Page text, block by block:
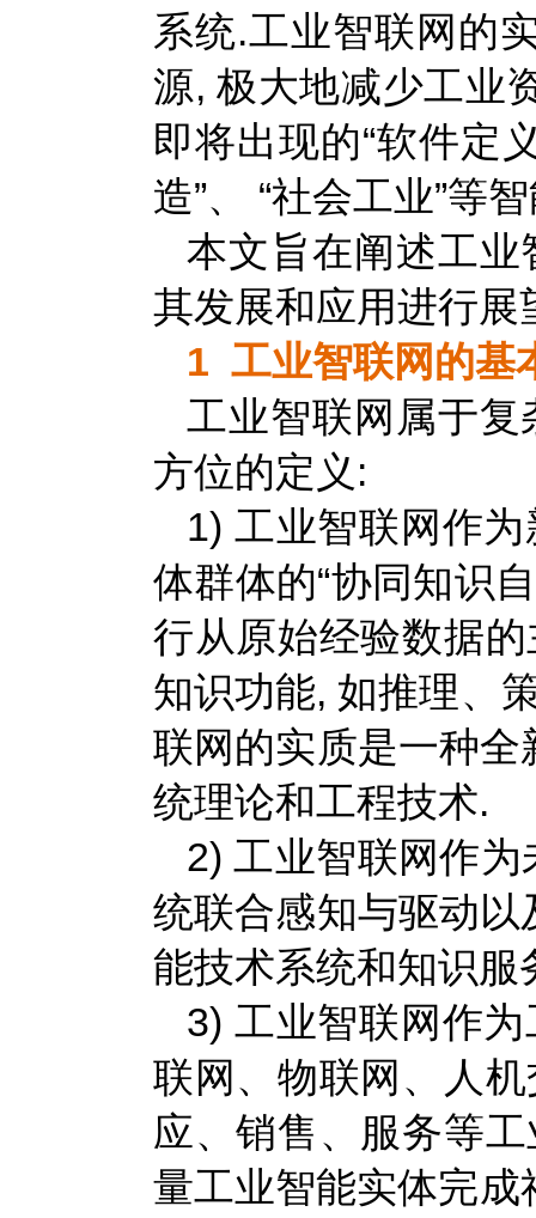
系统.工业智联网的
源, 极大地减少工业
即将出现的“软件定
造”、 “社会工业”等
本文旨在阐述工
其发展和应用进行展
1 工业智联网的基
工业智联网属于
方位的定义:
1) 工业智联网作
体群体的“协同知识
行从原始经验数据
知识功能, 如推理、
联网的实质是一种
统理论和工程技术.
2) 工业智联网作
统联合感知与驱动
能技术系统和知识服
3) 工业智联网作
联网、物联网、人
应、销售、服务等
量工业智能实体完